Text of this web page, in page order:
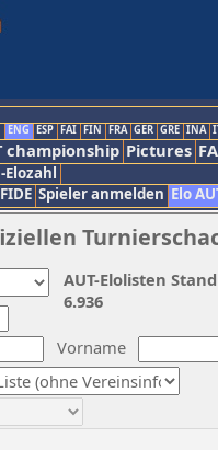
ENG ESP FAI FIN FRA GER GRE INA
championship Pictures
FIDE Spieler anmelden Elo
Vorname
AUT-Elolisten
6.936